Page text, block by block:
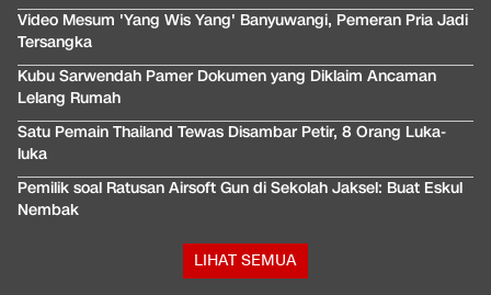
Video Mesum 'Yang Wis Yang' Banyuwangi, Pemeran Pria Jadi
Tersangka
Kubu Sarwendah Pamer Dokumen yang Diklaim Ancaman
Lelang Rumah
Satu Pemain Thailand Tewas Disambar Petir, 8 Orang Luka-
luka
Pemilik soal Ratusan Airsoft Gun di Sekolah Jaksel: Buat Eskul
Nembak
LIHAT SEMUA